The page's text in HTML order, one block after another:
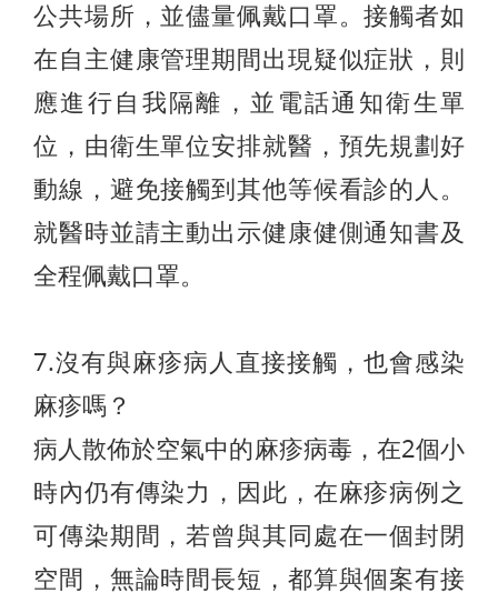
公共場所，並儘量佩戴口罩。接觸者如
在自主健康管理期間出現疑似症狀，則
應進行自我隔離，並電話通知衛生單
位，由衛生單位安排就醫，預先規劃好
動線，避免接觸到其他等候看診的人。
就醫時並請主動出示健康健側通知書及
全程佩戴口罩。
7.沒有與麻疹病人直接接觸，也會感染
麻疹嗎？
病人散佈於空氣中的麻疹病毒，在2個小
時內仍有傳染力，因此，在麻疹病例之
可傳染期間，若曾與其同處在一個封閉
空間，無論時間長短，都算與個案有接